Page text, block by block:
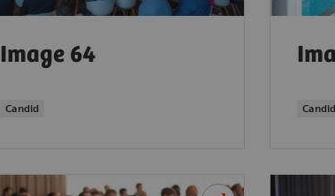
Image 64
Candid Candid